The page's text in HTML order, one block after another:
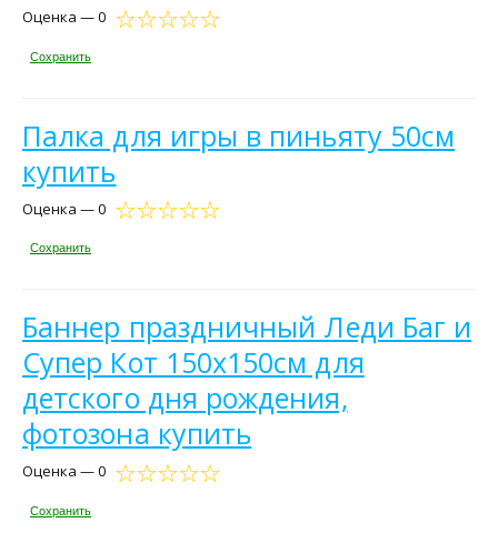
Оценка — 0
Сохранить
Палка для игры в пиньяту 50см
купить
Оценка — 0
Сохранить
Баннер праздничный Леди Баг и
Супер Кот 150х150см для
детского дня рождения,
фотозона купить
Оценка — 0
Сохранить